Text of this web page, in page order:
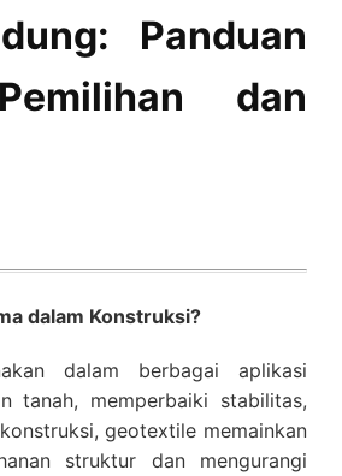
Panduan
dan
dalam Konstruksi?
dalam berbagai aplikasi
tanah, memperbaiki stabilitas,
geotextile memainkan
struktur dan mengurangi